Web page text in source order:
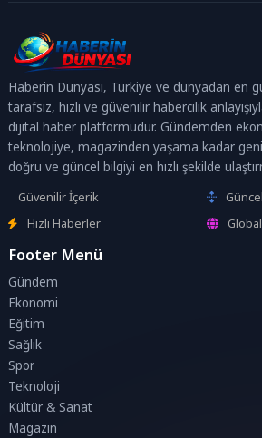
Haberin Dünyası, Türkiye ve dünyadan en
tarafsız, hızlı ve güvenilir habercilik
dijital haber platformudur. Gündemden
teknolojiye, magazinden yaşama kadar
doğru ve güncel bilgiyi en hızlı şekilde
Güvenilir İçerik
Hızlı Haberler
Footer Menü
Gündem
Ekonomi
Eğitim
Sağlık
Spor
Teknoloji
Kültür & Sanat
Magazin